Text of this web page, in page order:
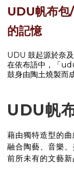
UDU帆布包
的記憶
UDU 鼓起源於奈及
在依布語中，「
鼓身由陶土燒製而
UDU帆
藉由獨特造型的
融合陶藝、音樂
前所未有的文藝新